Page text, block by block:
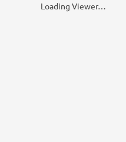
Loading Viewer…